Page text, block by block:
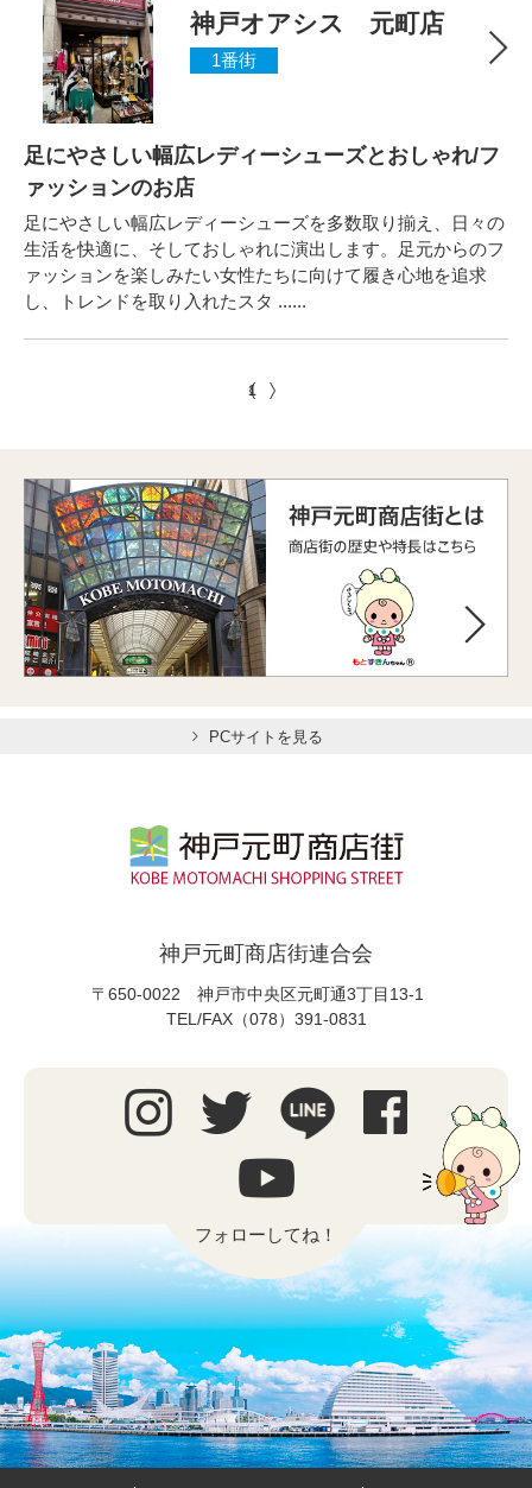
神戸オアシス 元町店
1番街
足にやさしい幅広レディーシューズとおしゃれ/フ
ァッションのお店
足にやさしい幅広レディーシューズを多数取り揃え、日々の
生活を快適に、そしておしゃれに演出します。足元からのフ
ァッションを楽しみたい女性たちに向けて履き心地を追求
し、トレンドを取り入れたスタ ......
1
PCサイトを見る
神戸元町商店街連合会
〒650-0022 神戸市中央区元町通3丁目13-1
TEL/FAX（078）391-0831
フォローしてね！